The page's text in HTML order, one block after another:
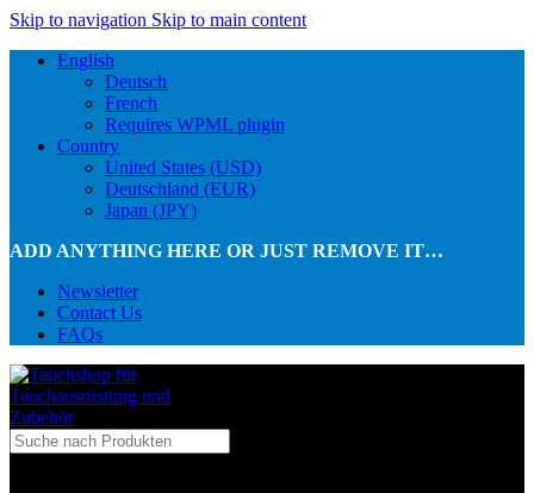
Skip to navigation Skip to main content
English
Deutsch
French
Requires WPML plugin
Country
United States (USD)
Deutschland (EUR)
Japan (JPY)
ADD ANYTHING HERE OR JUST REMOVE IT…
Newsletter
Contact Us
FAQs